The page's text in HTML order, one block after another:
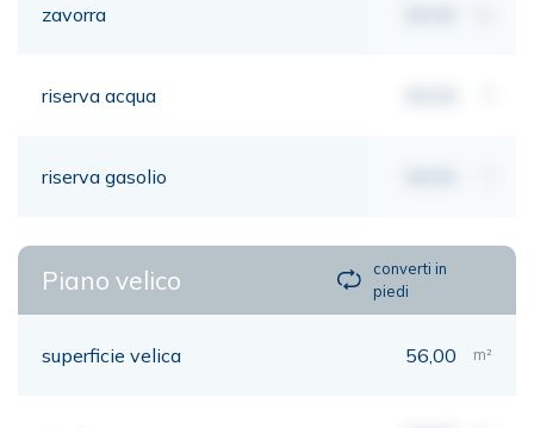
zavorra
riserva acqua
riserva gasolio
Piano velico
converti in
piedi
superficie velica 56,00 m²